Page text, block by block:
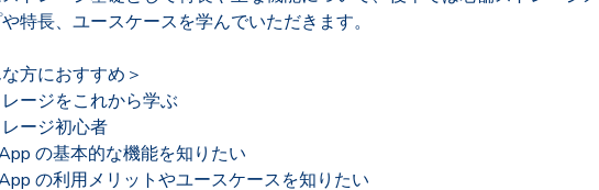
特長、ユースケースを学んでいただきます。
方におすすめ＞
ージをこれから学ぶ
ージ初心者
の基本的な機能を知りたい
の利用メリットやユースケースを知りたい